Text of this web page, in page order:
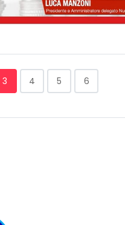
3 4 5 6